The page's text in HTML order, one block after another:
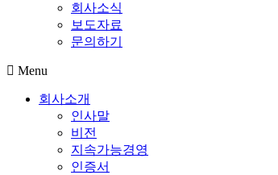
회사소식
보도자료
문의하기
Menu
회사소개
인사말
비전
지속가능경영
인증서